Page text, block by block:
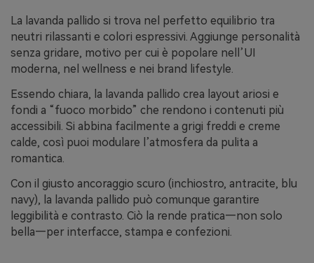
La lavanda pallido si trova nel perfetto equilibrio tra
neutri rilassanti e colori espressivi. Aggiunge personalità
senza gridare, motivo per cui è popolare nell’UI
moderna, nel wellness e nei brand lifestyle.
Essendo chiara, la lavanda pallido crea layout ariosi e
fondi a “fuoco morbido” che rendono i contenuti più
accessibili. Si abbina facilmente a grigi freddi e creme
calde, così puoi modulare l’atmosfera da pulita a
romantica.
Con il giusto ancoraggio scuro (inchiostro, antracite, blu
navy), la lavanda pallido può comunque garantire
leggibilità e contrasto. Ciò la rende pratica—non solo
bella—per interfacce, stampa e confezioni.